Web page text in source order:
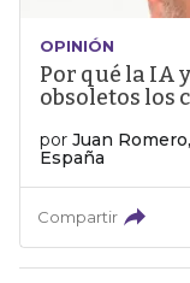
OPINIÓN
Por qué la IA
obsoletos los
por Juan
España
Compartir